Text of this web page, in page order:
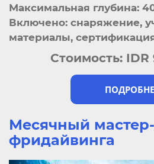
Максимальная глубина:
Включено: снаряжение,
материалы,
Стоимость: IDR
Месячный
фридайвинга